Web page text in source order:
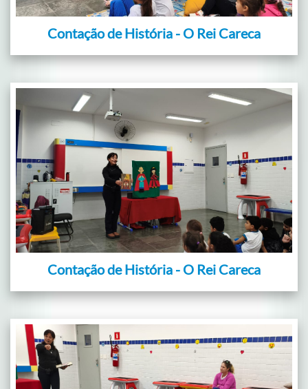
Contação de História - O Rei Careca
Contação de História - O Rei Careca